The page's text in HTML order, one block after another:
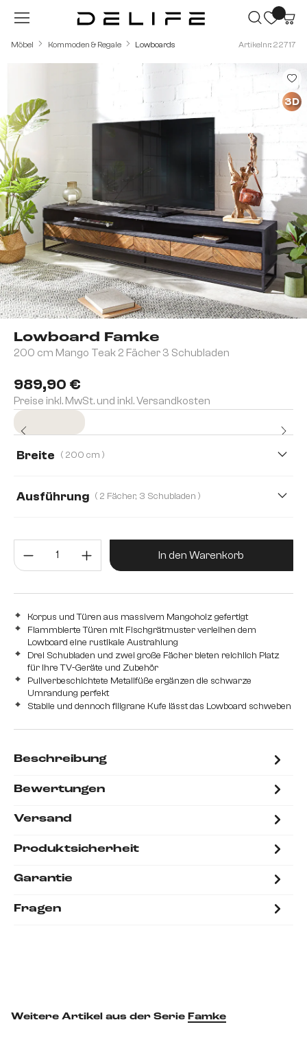
Zum Hauptinhalt springen
Möbel Kommoden & Regale Lowboards Artikelnr.: 22717
Lowboard Famke
200 cm Mango Teak 2 Fächer 3 Schubladen
989,90 €
Preise inkl. MwSt. und inkl. Versandkosten
Breite ( 200 cm )
Ausführung ( 2 Fächer, 3 Schubladen )
Produkt Anzahl: Gib den
In den Warenkorb
Korpus und Türen aus massivem Mangoholz gefertigt
Flammbierte Türen mit Fischgrätmuster verleihen dem
Lowboard eine rustikale Austrahlung
Drei Schubladen und zwei große Fächer bieten reichlich Platz
für Ihre TV-Geräte und Zubehör
Pullverbeschichtete Metallfüße ergänzen die schwarze
Umrandung perfekt
Stabile und dennoch filigrane Kufe lässt das Lowboard schweben
3D
Beschreibung
Bewertungen
Versand
Produktsicherheit
Garantie
Fragen
Weitere Artikel aus der Serie Famke